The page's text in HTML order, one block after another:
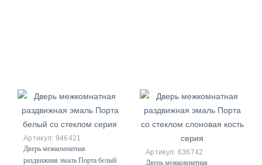
946421
Дверь межкомнатная
раздвижная эмаль Порта белый
636742
Дверь межкомнатная